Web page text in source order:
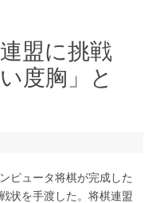
盟に挑戦
度胸」と
ピュータ将棋が完成した
状を手渡した。将棋連盟